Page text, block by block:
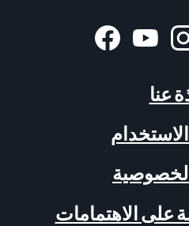
عنا
على الاهتمامات